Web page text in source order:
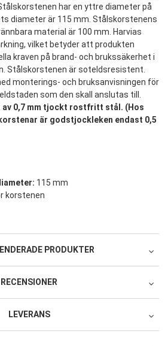
har en yttre diameter på
diameter är 115 mm. Stålskorstenens
material är 100 mm. Harvias
vilket betyder att produkten
kraven på brand- och brukssäkerhet i
Stålskorstenen är soteldsresistent.
monterings- och bruksanvisningen för
som den skall anslutas till.
0,7 mm tjockt rostfritt stål. (Hos
är godstjockleken endast 0,5
115 mm
korstenen
PRODUKTER
RECENSIONER
(0)
5.0
LEVERANS